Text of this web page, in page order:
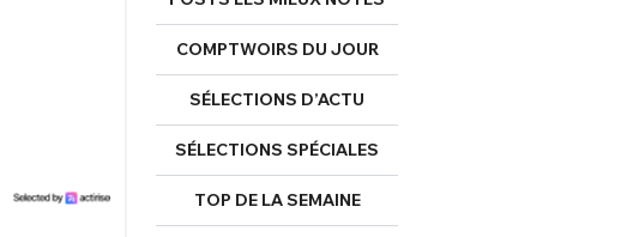
COMPTWOIRS DU JOUR
SÉLECTIONS D’ACTU
SÉLECTIONS SPÉCIALES
TOP DE LA SEMAINE